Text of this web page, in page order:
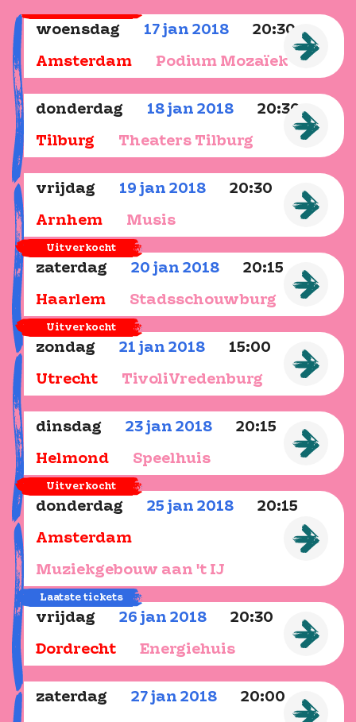
woensdag 17 jan 2018 20:30
Amsterdam Podium Mozaïek
donderdag 18 jan 2018 20:30
Tilburg Theaters Tilburg
vrijdag 19 jan 2018 20:30
Arnhem Musis
Uitverkocht
zaterdag 20 jan 2018 20:15
Haarlem Stadsschouwburg
Uitverkocht
zondag 21 jan 2018 15:00
Utrecht TivoliVredenburg
dinsdag 23 jan 2018 20:15
Helmond Speelhuis
Uitverkocht
donderdag 25 jan 2018 20:15
Amsterdam
Muziekgebouw aan 't IJ
Laatste tickets
vrijdag 26 jan 2018 20:30
Dordrecht Energiehuis
zaterdag 27 jan 2018 20:00